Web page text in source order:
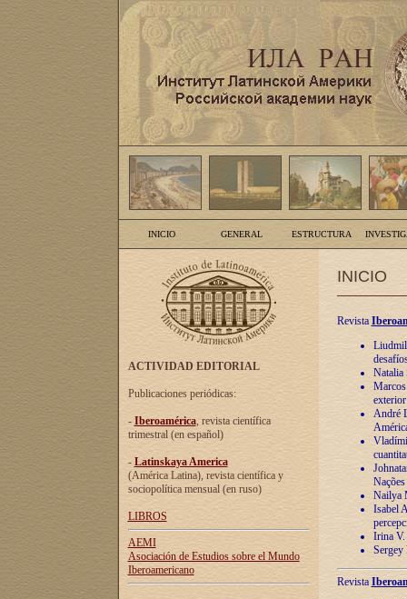
INICIO GENERAL ESTRUCTURA
ACTIVIDAD EDITORIAL
Publicaciones periódicas:
- Iberoamérica, revista científica
trimestral (en español)
- Latinskaya America
(América Latina), revista científica y
sociopolítica mensual (en ruso)
LIBROS
AEMI
Asociación de Estudios sobre el Mundo
Iberoamericano
INICIO
Revista
Natalia
André
Nailya
Isabel
Irina V.
Sergey
Revista